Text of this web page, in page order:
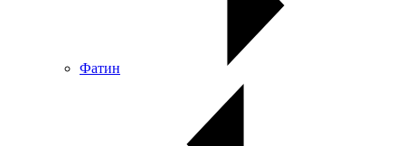
Фатин